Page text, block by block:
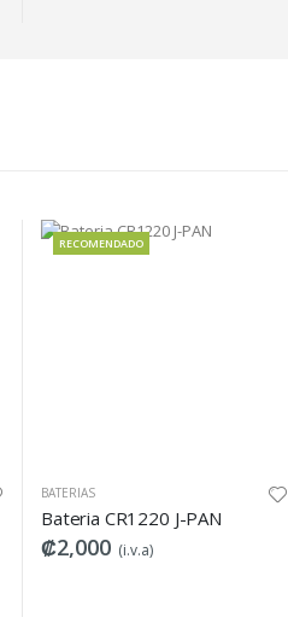
RECOMENDADO
BATERIAS
Bateria CR1220 J-PAN
₡2,000 (i.v.a)